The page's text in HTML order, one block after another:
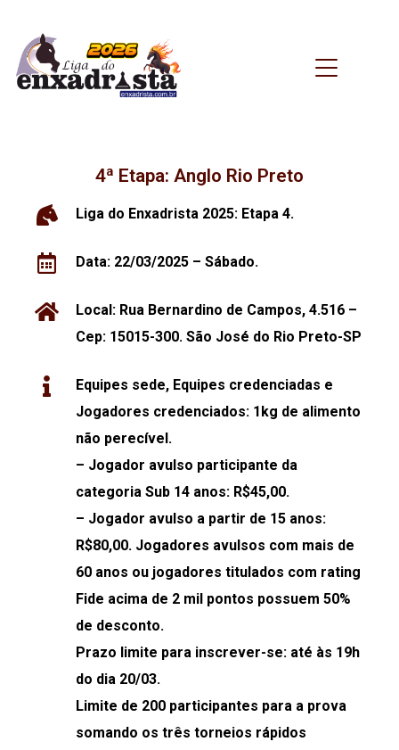
4ª Etapa: Anglo Rio Preto
Liga do Enxadrista 2025: Etapa 4.
Data: 22/03/2025 – Sábado.
Local: Rua Bernardino de Campos, 4.516 –
Cep: 15015-300. São José do Rio Preto-SP
Equipes sede, Equipes credenciadas e
Jogadores credenciados: 1kg de alimento
não perecível.
– Jogador avulso participante da
categoria Sub 14 anos: R$45,00.
– Jogador avulso a partir de 15 anos:
R$80,00. Jogadores avulsos com mais de
60 anos ou jogadores titulados com rating
Fide acima de 2 mil pontos possuem 50%
de desconto.
Prazo limite para inscrever-se: até às 19h
do dia 20/03.
Limite de 200 participantes para a prova
somando os três torneios rápidos